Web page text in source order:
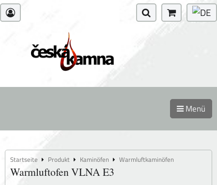
Menü
Startseite Produkt Kaminöfen Warmluftkaminöfen
Warmluftofen VLNA E3